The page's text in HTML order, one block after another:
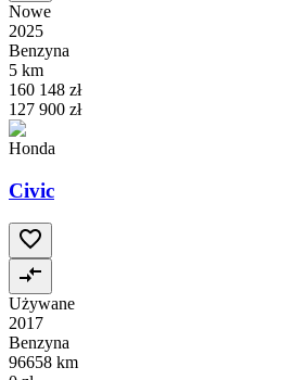
Nowe
2025
Benzyna
5 km
160 148 zł
127 900 zł
Honda
Civic
Używane
2017
Benzyna
96658 km